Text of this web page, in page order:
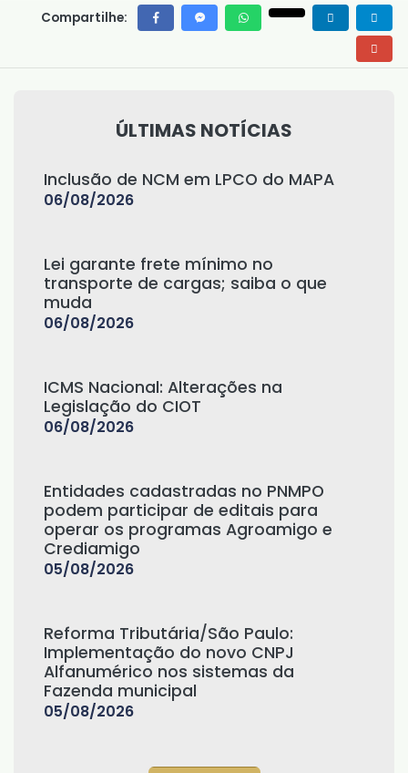
Compartilhe:
ÚLTIMAS NOTÍCIAS
Inclusão de NCM em LPCO do MAPA
06/08/2026
Lei garante frete mínimo no
transporte de cargas; saiba o que
muda
06/08/2026
ICMS Nacional: Alterações na
Legislação do CIOT
06/08/2026
Entidades cadastradas no PNMPO
podem participar de editais para
operar os programas Agroamigo e
Crediamigo
05/08/2026
Reforma Tributária/São Paulo:
Implementação do novo CNPJ
Alfanumérico nos sistemas da
Fazenda municipal
05/08/2026